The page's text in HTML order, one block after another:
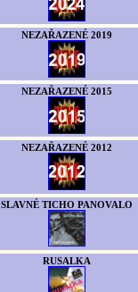
NEZAŘAZENÉ 2019
NEZAŘAZENÉ 2015
NEZAŘAZENÉ 2012
SLAVNÉ TICHO PANOVALO
RUSALKA